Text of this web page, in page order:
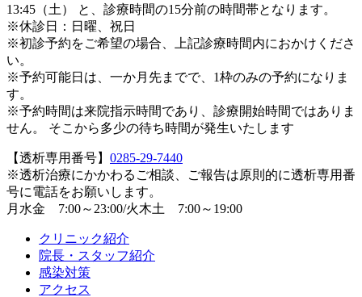
13:45（土） と、診療時間の15分前の時間帯となります。
※休診日：日曜、祝日
※初診予約をご希望の場合、上記診療時間内におかけくださ
い。
※予約可能日は、一か月先までで、1枠のみの予約になりま
す。
※予約時間は来院指示時間であり、診療開始時間ではありま
せん。 そこから多少の待ち時間が発生いたします
【透析専用番号】 0285-29-7440
※透析治療にかかわるご相談、ご報告は原則的に透析専用番
号に電話をお願いします。
月水金 7:00～23:00/火木土 7:00～19:00
クリニック紹介
院長・スタッフ紹介
感染対策
アクセス